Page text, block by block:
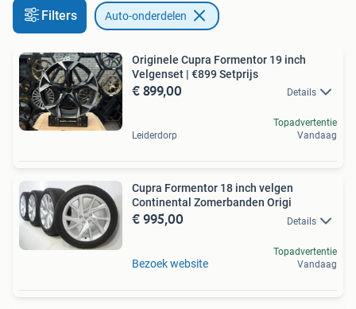
Filters Auto-onderdelen
Originele Cupra Formentor 19 inch
Velgenset | €899 Setprijs
€ 899,00 Details
Leiderdorp
Topadvertentie
Vandaag
Cupra Formentor 18 inch velgen
Continental Zomerbanden Origi
€ 995,00 Details
Bezoek website
Topadvertentie
Vandaag